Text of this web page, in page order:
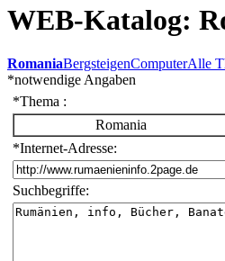
WEB-Katalog:
RomaniaBergsteigenComputerAlle
*notwendige Angaben
*Thema :
Romania
*Internet-Adresse:
Suchbegriffe: